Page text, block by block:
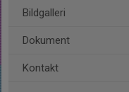
Bildgalleri
Dokument
Kontakt